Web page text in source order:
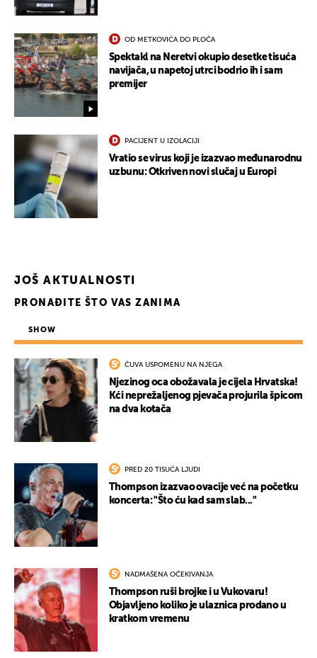
OD METKOVIĆA DO PLOČA
Spektakl na Neretvi okupio desetke tisuća
navijača, u napetoj utrci bodrio ih i sam
premijer
PACIJENT U IZOLACIJI
Vratio se virus koji je izazvao međunarodnu
uzbunu: Otkriven novi slučaj u Europi
JOŠ AKTUALNOSTI
PRONAĐITE ŠTO VAS ZANIMA
SHOW
ČUVA USPOMENU NA NJEGA
Njezinog oca obožavala je cijela Hrvatska!
Kći neprežaljenog pjevača projurila špicom
na dva kotača
PRED 20 TISUĆA LJUDI
Thompson izazvao ovacije već na početku
koncerta: "Što ću kad sam slab..."
NADMAŠENA OČEKIVANJA
Thompson ruši brojke i u Vukovaru!
Objavljeno koliko je ulaznica prodano u
kratkom vremenu